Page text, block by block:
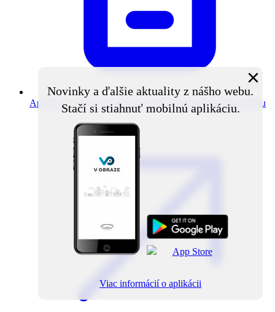
Aplikácia V obraze Novinky z obce priamo do vášho mobilu
Novinky a ďalšie aktuality z nášho webu.
Stačí si stiahnuť mobilnú aplikáciu.
×
Viac informácií o aplikácii